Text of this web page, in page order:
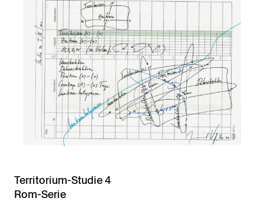
Territorium-Studie 4
Rom-Serie